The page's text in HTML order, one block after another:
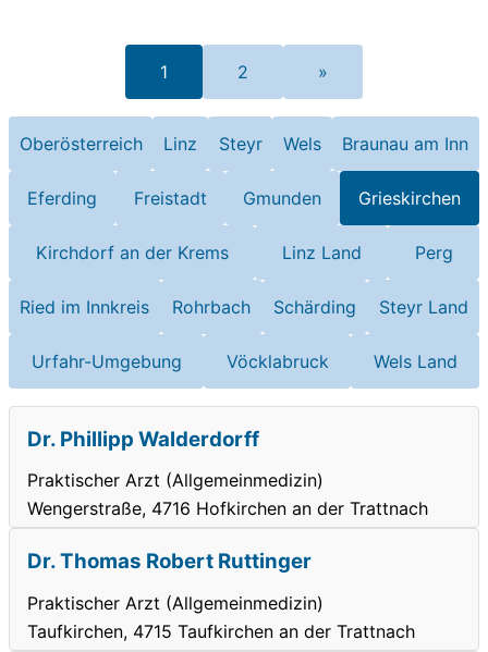
1 2 »
Oberösterreich Linz Steyr Wels Braunau am Inn
Eferding Freistadt Gmunden Grieskirchen
Kirchdorf an der Krems Linz Land Perg
Ried im Innkreis Rohrbach Schärding Steyr Land
Urfahr-Umgebung Vöcklabruck Wels Land
Dr. Phillipp Walderdorff
Praktischer Arzt (Allgemeinmedizin)
Wengerstraße, 4716 Hofkirchen an der Trattnach
Dr. Thomas Robert Ruttinger
Praktischer Arzt (Allgemeinmedizin)
Taufkirchen, 4715 Taufkirchen an der Trattnach